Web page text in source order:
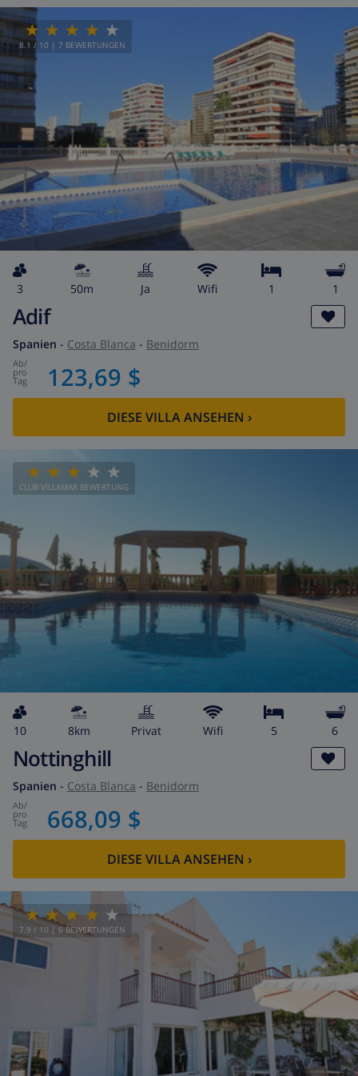
8.1 / 10 | 7 BEWERTUNGEN
3 50m Ja wifi 1 1
Adif
Spanien - Costa Blanca - Benidorm
ab/
pro
Tag 123,69 $
DIESE VILLA ANSEHEN ›
CLUB VILLAMAR BEWERTUNG
10 8km Privat wifi 5 6
Nottinghill
Spanien - Costa Blanca - Benidorm
ab/
pro
Tag 668,09 $
DIESE VILLA ANSEHEN ›
7.9 / 10 | 6 BEWERTUNGEN